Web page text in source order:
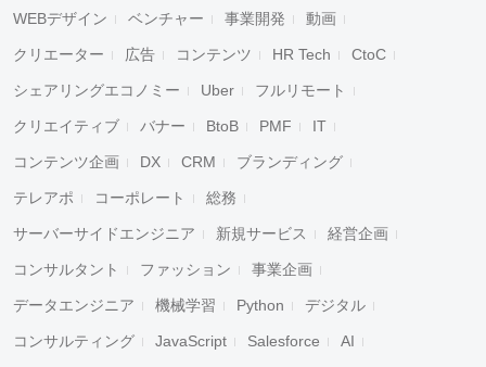
WEBデザイン ベンチャー 事業開発 動画
クリエーター 広告 コンテンツ HR Tech CtoC
シェアリングエコノミー Uber フルリモート
クリエイティブ バナー BtoB PMF IT
コンテンツ企画 DX CRM ブランディング
テレアポ コーポレート 総務
サーバーサイドエンジニア 新規サービス 経営企画
コンサルタント ファッション 事業企画
データエンジニア 機械学習 Python デジタル
コンサルティング JavaScript Salesforce AI